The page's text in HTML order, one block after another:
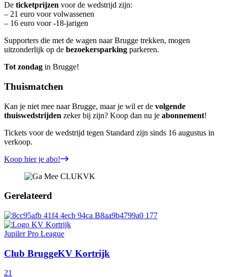
De ticketprijzen voor de wedstrijd zijn:
– 21 euro voor volwassenen
– 16 euro voor -18-jarigen
Supporters die met de wagen naar Brugge trekken, mogen
uitzonderlijk op de bezoekersparking parkeren.
Tot zondag in Brugge!
Thuismatchen
Kan je niet mee naar Brugge, maar je wil er de volgende
thuiswedstrijden zeker bij zijn? Koop dan nu je abonnement!
Tickets voor de wedstrijd tegen Standard zijn sinds 16 augustus in
verkoop.
Koop hier je abo!
Gerelateerd
Jupiler Pro League
Club BruggeKV Kortrijk
21